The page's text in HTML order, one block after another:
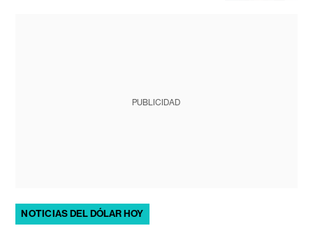
PUBLICIDAD
NOTICIAS DEL DÓLAR HOY